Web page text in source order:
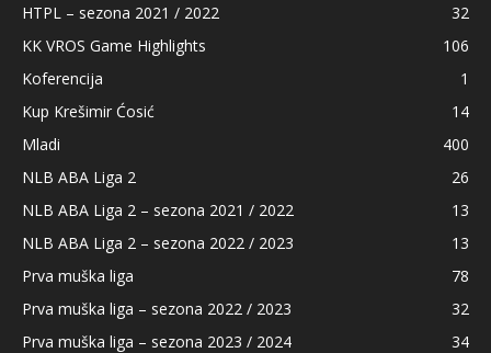
HTPL – sezona 2021 / 2022
32
KK VROS Game Highlights
106
Koferencija
1
Kup Krešimir Ćosić
14
Mladi
400
NLB ABA Liga 2
26
NLB ABA Liga 2 – sezona 2021 / 2022
13
NLB ABA Liga 2 – sezona 2022 / 2023
13
Prva muška liga
78
Prva muška liga – sezona 2022 / 2023
32
Prva muška liga – sezona 2023 / 2024
34